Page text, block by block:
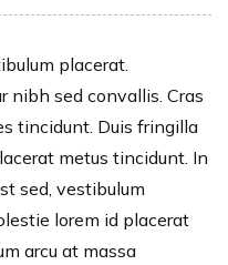
placerat.
nibh sed convallis. Cras
tincidunt. Duis fringilla
metus tincidunt. In
sed, vestibulum
lorem id placerat
arcu at massa